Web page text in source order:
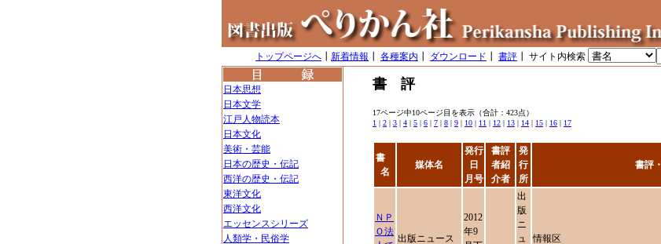
トップページへ 新着情報 各種案内 ダウンロード 書評 ┃ サイト内検索
日本思想
日本文学
江戸人物読本
日本文化
美術・芸能
日本の歴史・伝記
西洋の歴史・伝記
東洋文化
西洋文化
エッセンスシリーズ
人類学・民俗学
書 評
17ページ中10ページ目を表示（合計：423点）
1 | 2 | 3 | 4 | 5 | 6 | 7 | 8 | 9 | 10 | 11 | 12 | 13 | 14 | 15 | 16 | 17
書
名
媒体名
発行
日
月号
書評
者紹
介者
発
行
所
書評
ＮＰ
Ｏ法
出版ニュース
2012
年9
出
版
ニ
ュ
情報区